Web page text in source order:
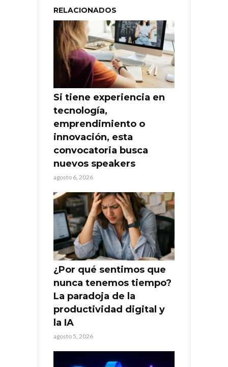
RELACIONADOS
Si tiene experiencia en
tecnología,
emprendimiento o
innovación, esta
convocatoria busca
nuevos speakers
agosto 6, 2026
¿Por qué sentimos que
nunca tenemos tiempo?
La paradoja de la
productividad digital y
la IA
agosto 5, 2026